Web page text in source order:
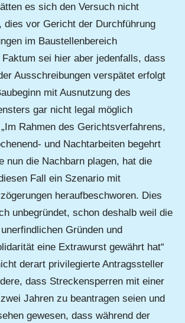
es sich den Versuch nicht
dies vor Gericht der Durchführung
im Baustellenbereich
sei hier aber jedenfalls, dass
Ausschreibungen verspätet erfolgt
mit Ausnutzung des
gar nicht legal möglich
Rahmen des Gerichtsverfahrens,
und Nachtarbeiten begehrt
nun die Nachbarn plagen, hat die
Fall ein Szenario mit
heraufbeschworen. Dies
unbegründet, schon deshalb weil die
Gründen und
eine Extrawurst gewährt hat“
derart privilegierte Antragssteller
dass Streckensperren mit einer
Jahren zu beantragen seien und
gewesen, dass während der